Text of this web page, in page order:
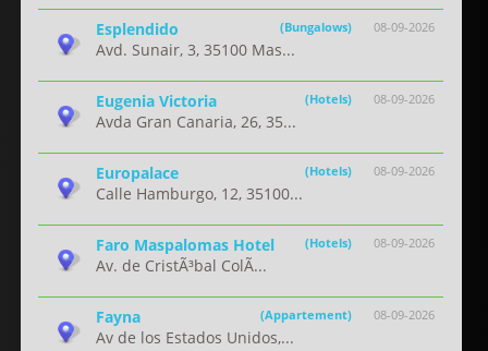
08-09-2026
Esplendido (Bungalows)
Avd. Sunair, 3, 35100 Mas...
08-09-2026
Eugenia Victoria (Hotels)
Avda Gran Canaria, 26, 35...
08-09-2026
Europalace (Hotels)
Calle Hamburgo, 12, 35100...
08-09-2026
Faro Maspalomas Hotel (Hotels)
Av. de CristÃ³bal ColÃ...
08-09-2026
Fayna (Appartement)
Av de los Estados Unidos,...